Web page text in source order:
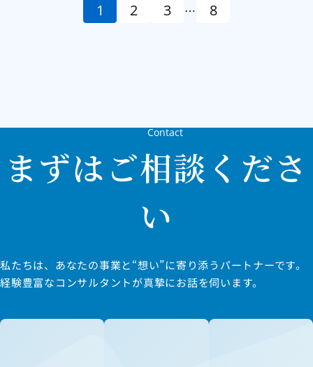
1 2 3 … 8
Contact
まずはご相談くださ
い
私たちは、あなたの事業と“想い”に寄り添うパートナーです。
経験豊富なコンサルタントが真摯にお話を伺います。